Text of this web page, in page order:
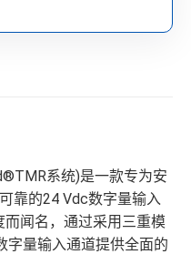
系统)是一款专为安
靠的24 Vdc数字量输入
闻名，通过采用三重模
字量输入通道提供全面的